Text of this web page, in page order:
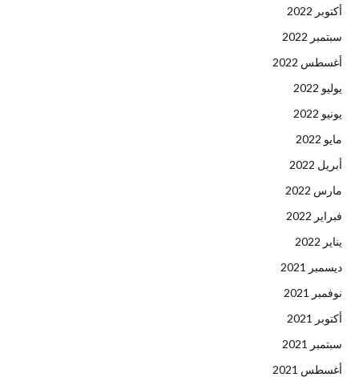
أكتوبر 2022
سبتمبر 2022
أغسطس 2022
يوليو 2022
يونيو 2022
مايو 2022
أبريل 2022
مارس 2022
فبراير 2022
يناير 2022
ديسمبر 2021
نوفمبر 2021
أكتوبر 2021
سبتمبر 2021
أغسطس 2021